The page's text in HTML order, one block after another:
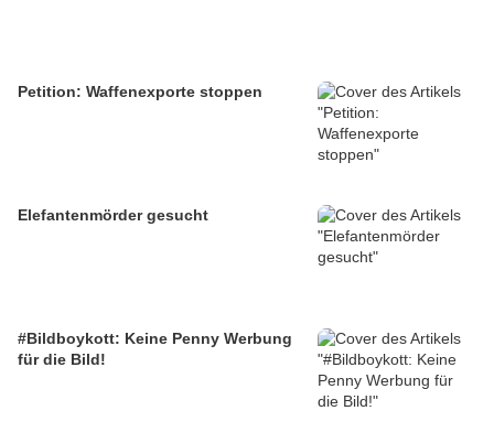
Petition: Waffenexporte stoppen
Elefantenmörder gesucht
#Bildboykott: Keine Penny Werbung
für die Bild!